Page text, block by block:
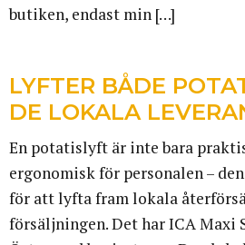
butiken, endast min […]
LYFTER BÅDE
DE LOKALA
En potatislyft är inte bara
ergonomisk för personalen –
för att lyfta fram lokala
försäljningen. Det har ICA Maxi